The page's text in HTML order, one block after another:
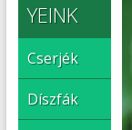
YEINK
Cserjék
Díszfák